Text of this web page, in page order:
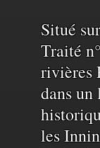
du
Situé
Traité
rivières
dans un
les